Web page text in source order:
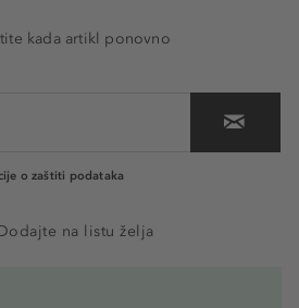
kada artikl ponovno
o zaštiti podataka
na listu želja